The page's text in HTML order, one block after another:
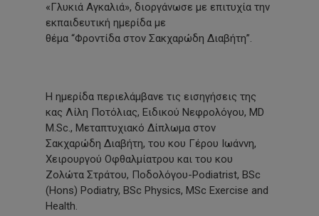
«Γλυκιά Αγκαλιά», διοργάνωσε με επιτυχία την
εκπαιδευτική ημερίδα με
θέμα “Φροντίδα στον Σακχαρώδη Διαβήτη”.
Η ημερίδα περιελάμβανε τις εισηγήσεις της
κας Λίλη Ποτόλιας, Ειδικού Νεφρολόγου, MD
M.Sc., Μεταπτυχιακό Δίπλωμα στον
Σακχαρώδη Διαβήτη, του κου Γέρου Ιωάννη,
Χειρουργού Οφθαλμίατρου και του κου
Ζολώτα Στράτου, Ποδολόγου-Podiatrist, BSc
(Hons) Podiatry, BSc Physics, MSc Exercise and
Health.